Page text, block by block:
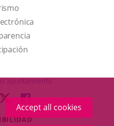
Accept all cookies
This
link
will
open
a
up
window.
ayuntamiento
LINK
TO
EXTERNAL
LINK
TO
EXTERNAL